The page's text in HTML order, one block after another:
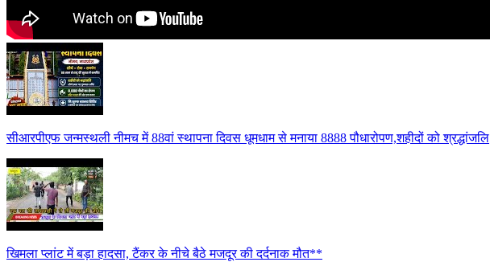
सीआरपीएफ जन्मस्थली नीमच में 88वां स्थापना दिवस धूमधाम से मनाया 8888 पौधारोपण,शहीदों को श्रद्धांजलि
खिमला प्लांट में बड़ा हादसा, टैंकर के नीचे बैठे मजदूर की दर्दनाक मौत**